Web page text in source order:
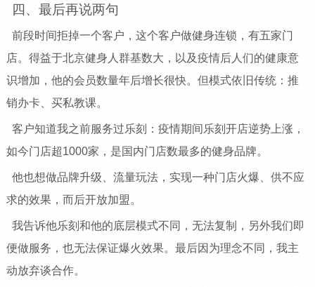
四、最后再说两句
前段时间拒掉一个客户，这个客户做健身连锁，有五家门
店。得益于北京健身人群基数大，以及疫情后人们的健康意
识增加，他的会员数量年后增长很快。但模式依旧传统：推
销办卡、买私教课。
客户知道我之前服务过乐刻：疫情期间乐刻开店逆势上涨，
如今门店超1000家，是国内门店数最多的健身品牌。
他也想做品牌升级、流量玩法，实现一种门店火爆、供不应
求的效果，而后开放加盟。
我告诉他乐刻和他的底层模式不同，无法复制，另外我们即
便做服务，也无法保证爆火效果。最后因为理念不同，我主
动放弃谈合作。